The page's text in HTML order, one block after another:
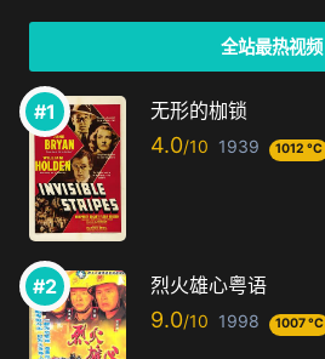
全站最热视频
无形的枷锁
4.0 1939 1012 °C
烈火雄心粤语
9.0 1998 1007 °C